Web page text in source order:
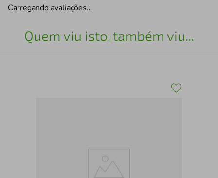
Carregando avaliações…
Quem viu isto, também viu...